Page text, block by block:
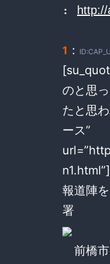
:
1 ：
のと思
たと思
ース”
n1.html”]
報道陣
署
前橋市